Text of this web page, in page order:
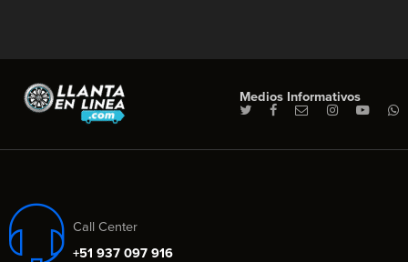
Medios Informativos
Call Center
+51 937 097 916